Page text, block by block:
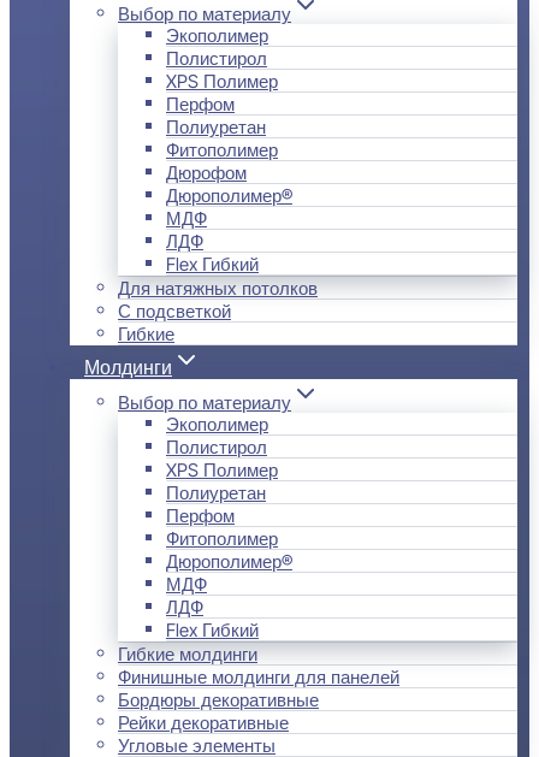
Выбор по материалу
Экополимер
Полистирол
XPS Полимер
Перфом
Полиуретан
Фитополимер
Дюрофом
Дюрополимер®
МДФ
ЛДФ
Flex Гибкий
Для натяжных потолков
С подсветкой
Гибкие
Молдинги
Выбор по материалу
Экополимер
Полистирол
XPS Полимер
Полиуретан
Перфом
Фитополимер
Дюрополимер®
МДФ
ЛДФ
Flex Гибкий
Гибкие молдинги
Финишные молдинги для панелей
Бордюры декоративные
Рейки декоративные
Угловые элементы